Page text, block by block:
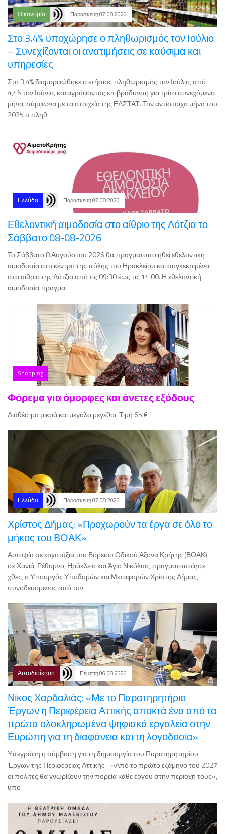
Στο 3,4% υποχώρησε ο πληθωρισμός τον Ιούλιο
– Συνεχίζονται οι ανατιμήσεις σε καύσιμα και
υπηρεσίες
Στο 3,4% διαμορφώθηκε ο ετήσιος πληθωρισμός τον Ιούλιο, από
4,4% τον Ιούνιο, καταγράφοντας επιβράδυνση για τρίτο συνεχόμενο
μήνα, σύμφωνα με τα στοιχεία της ΕΛΣΤΑΤ. Τον αντίστοιχο μήνα του
2025 ο πληθ
Παρασκευή 07.08.2026
Εθελοντική αιμοδοσία στο αίθριο της Λότζια το
Σάββατο 08-08-2026
Το Σάββατο 8 Αυγούστου 2026 θα πραγματοποιηθεί εθελοντική
αιμοδοσία στο κέντρο της πόλης του Ηρακλείου και συγκεκριμένα
στο αίθριο της Λότζια από τις 09:30 έως τις 14:00. Η εθελοντική
αιμοδοσία πραγμα
Shopping
Φόρεμα για όμορφες και άνετες εξόδους
Διαθέσιμα μικρά και μεγάλο μεγέθοι. Τιμή 65 €
Ελλάδα Παρασκευή 07.08.2026
Χρίστος Δήμας: «Προχωρούν τα έργα σε όλο το
μήκος του ΒΟΑΚ»
Αυτοψία σε εργοτάξια του Βόρειου Οδικού Άξονα Κρήτης (ΒΟΑΚ),
σε Χανιά, Ρέθυμνο, Ηράκλειο και Άγιο Νικόλαο, πραγματοποίησε,
χθες, ο Υπουργός Υποδομών και Μεταφορών Χρίστος Δήμας,
συνοδευόμενος από τον
Αυτοδιοίκηση Πέμπτη 06.08.2026
Νίκος Χαρδαλιάς: «Με το Παρατηρητήριο
Έργων η Περιφέρεια Αττικής αποκτά ένα από τα
πρώτα ολοκληρωμένα ψηφιακά εργαλεία στην
Ευρώπη για τη διαφάνεια και τη λογοδοσία»
Υπεγράφη η σύμβαση για τη δημιουργία του Παρατηρητηρίου
Έργων της Περιφέρειας Αττικής - «Από το πρώτο εξάμηνο του 2027
οι πολίτες θα γνωρίζουν την πορεία κάθε έργου στην περιοχή τους»,
υπο